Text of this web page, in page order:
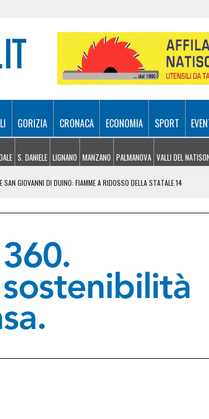
GORIZIA CRONACA ECONOMIA SPORT
S. DANIELE LIGNANO MANZANO PALMANOVA VALLI DEL
SAN GIOVANNI DI DUINO: FIAMME A RIDOSSO DELLA STATALE 14
UN FERITO SOSPESO NEL VUOTO PER OLTRE 100 METRI
A SAPPADA, VENTENNE FERITO A BARCIS